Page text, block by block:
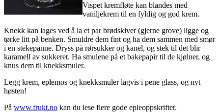
Vispet kremfløte kan blandes med
vaniljekrem til en fyldig og god krem.
Knekk kan lages ved å la et par brødskiver (gjerne grove) ligge og
tørke litt på benken. Smuldre dem fint og ha dem sammen med smør
i en stekepanne. Dryss på rørsukker og kanel, og stek til det blir
karamell av sukkeret. Ha smulene på et bakepapir til de kjølner, og
knus dem til knekksmuler.
Legg krem, eplemos og knekksmuler lagvis i pene glass, og nyt
høsten!
På www.frukt.no kan du lese flere gode epleoppskrifter.